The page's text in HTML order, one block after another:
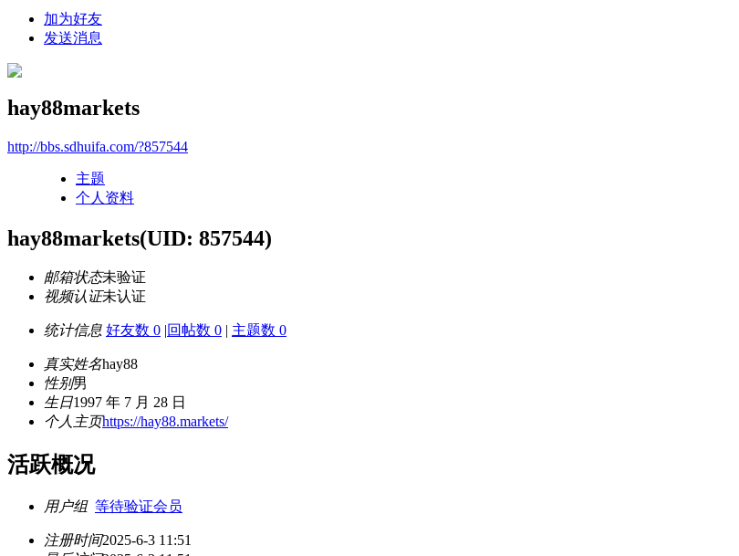
加为好友
发送消息
hay88markets
http://bbs.sdhuifa.com/?857544
主题
个人资料
hay88markets(UID: 857544)
邮箱状态未验证
视频认证未认证
统计信息 好友数 0 |回帖数 0 | 主题数 0
真实姓名hay88
性别男
生日1997 年 7 月 28 日
个人主页https://hay88.markets/
活跃概况
用户组 等待验证会员
注册时间2025-6-3 11:51